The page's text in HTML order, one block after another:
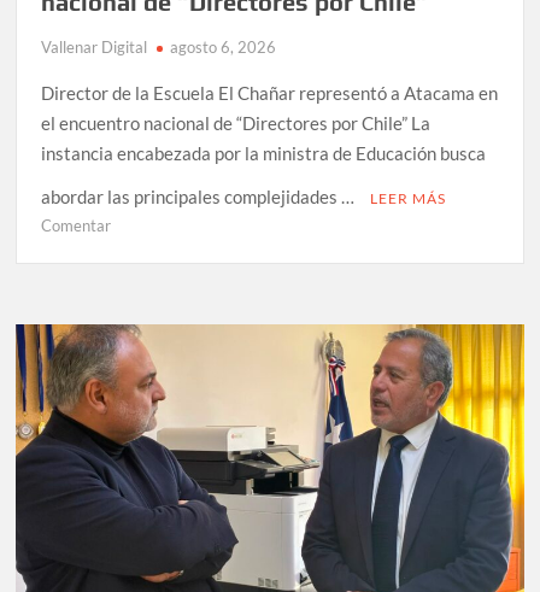
Vallenar Digital agosto 6, 2026
Director de la Escuela El Chañar representó a Atacama en
el encuentro nacional de “Directores por Chile” La
instancia encabezada por la ministra de Educación busca
abordar las principales complejidades …
LEER MÁS
Comentaren
Escuela
El
Chañar
representó
a
Atacama
en
nacional